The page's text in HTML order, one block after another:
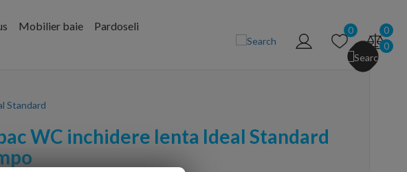
Mobilier baie Pardoseli 0
0
0
WC inchidere lenta Ideal Standard